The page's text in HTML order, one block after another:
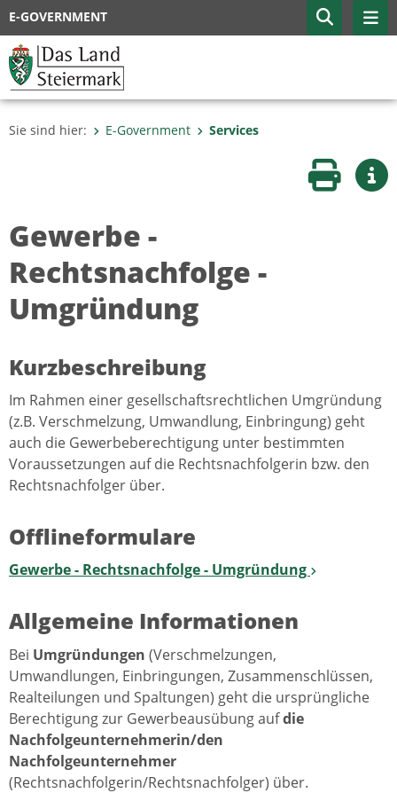
E-GOVERNMENT
Sie sind hier: E-Government Services
Seite
Gewerbe -
Rechtsnachfolge -
Umgründung
Kurzbeschreibung
Im Rahmen einer gesellschaftsrechtlichen Umgründung
(z.B. Verschmelzung, Umwandlung, Einbringung) geht
auch die Gewerbeberechtigung unter bestimmten
Voraussetzungen auf die Rechtsnachfolgerin bzw. den
Rechtsnachfolger über.
Offlineformulare
Gewerbe - Rechtsnachfolge - Umgründung
Allgemeine Informationen
Bei Umgründungen (Verschmelzungen,
Umwandlungen, Einbringungen, Zusammenschlüssen,
Realteilungen und Spaltungen) geht die ursprüngliche
Berechtigung zur Gewerbeausübung aufdie
Nachfolgeunternehmerin/den
Nachfolgeunternehmer
(Rechtsnachfolgerin/Rechtsnachfolger) über.